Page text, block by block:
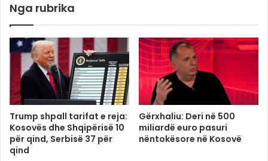
Nga rubrika
Trump shpall tarifat e reja:
Kosovës dhe Shqipërisë 10
për qind, Serbisë 37 për
qind
Gërxhaliu: Deri në 500
miliardë euro pasuri
nëntokësore në Kosovë